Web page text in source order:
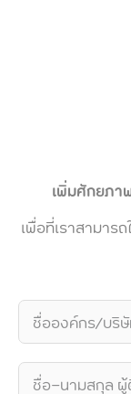
เพิ่มศักยภา
เพื่อที่เราสามาร